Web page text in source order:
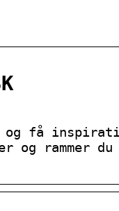
og få
og rammer